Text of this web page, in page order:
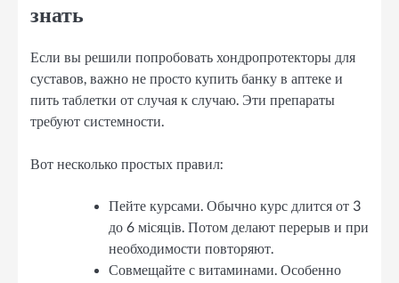
знать
Если вы решили попробовать хондропротекторы для
суставов, важно не просто купить банку в аптеке и
пить таблетки от случая к случаю. Эти препараты
требуют системности.
Вот несколько простых правил:
Пейте курсами. Обычно курс длится от 3
до 6 місяців. Потом делают перерыв и при
необходимости повторяют.
Совмещайте с витаминами. Особенно